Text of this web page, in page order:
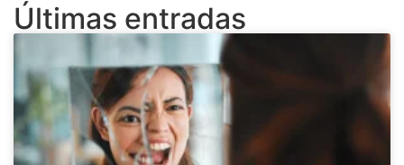
Últimas entradas